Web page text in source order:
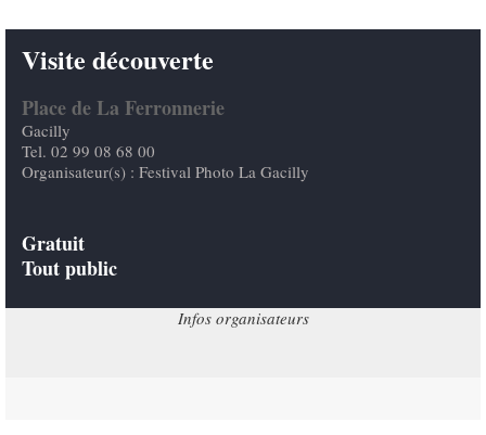
Visite découverte
Place de La Ferronnerie
Gacilly
Tel. 02 99 08 68 00
Organisateur(s) : Festival Photo La Gacilly
Gratuit
Tout public
Infos organisateurs